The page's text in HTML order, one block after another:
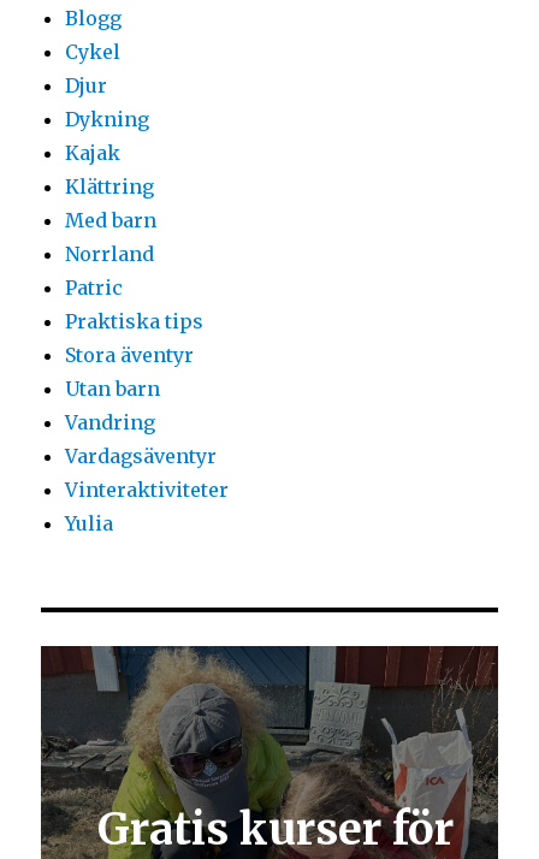
Blogg
Cykel
Djur
Dykning
Kajak
Klättring
Med barn
Norrland
Patric
Praktiska tips
Stora äventyr
Utan barn
Vandring
Vardagsäventyr
Vinteraktiviteter
Yulia
Gratis kurser för